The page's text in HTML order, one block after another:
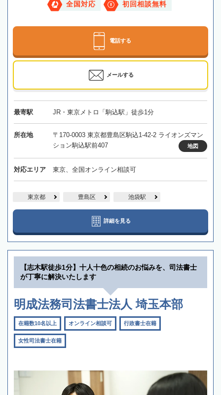
全国対応 初回相談無料
電話する
メールする
最寄駅 JR・東京メトロ「駒込駅」徒歩1分
所在地
〒170-0003 東京都豊島区駒込1-42-2 ライオンズマン
ション駒込駅前407
地図
対応エリア 東京、全国オンライン相談可
東京都 豊島区 池袋駅
詳細を見る
【志木駅徒歩1分】十人十色の相続のお悩みを、司法書士
が丁寧に解決いたします
明成法務司法書士法人 埼玉本部
在籍数10名以上 オンライン相談可 行政書士在籍
女性司法書士在籍